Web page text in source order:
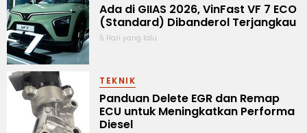
Ada di GIIAS 2026, VinFast VF 7 ECO
(Standard) Dibanderol Terjangkau
5 Hari yang lalu
TEKNIK
Panduan Delete EGR dan Remap
ECU untuk Meningkatkan Performa
Diesel